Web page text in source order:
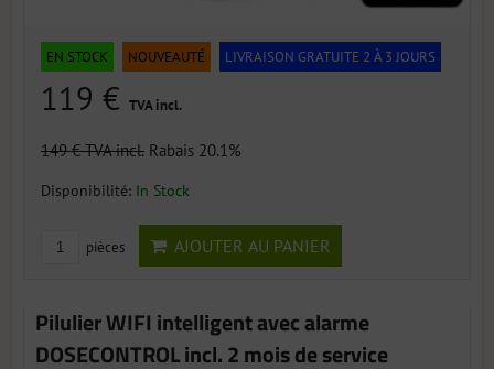
EN STOCK NOUVEAUTÉ LIVRAISON GRATUITE 2 À 3 JOURS
119 € TVA incl.
149 €TVA incl. Rabais 20.1%
Disponibilité: In Stock
pièces AJOUTER AU PANIER
Pilulier WIFI intelligent avec alarme
DOSECONTROL incl. 2 mois de service